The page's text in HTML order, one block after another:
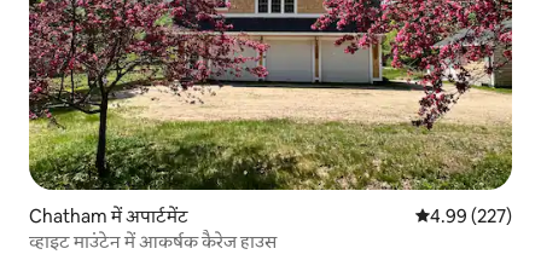
Chatham में अपार्टमेंट औसत रेटिंग 5 में से
4.99 (227)
व्हाइट माउंटेन में आकर्षक कैरेज हाउस